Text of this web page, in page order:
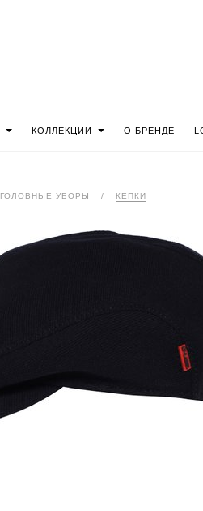
КОЛЛЕКЦИИ О БРЕНДЕ
ГОЛОВНЫЕ УБОРЫ / КЕПКИ